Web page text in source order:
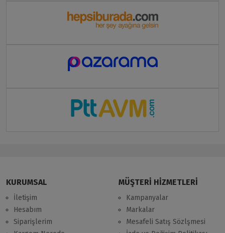
KURUMSAL
İletişim
Hesabım
Siparişlerim
MÜŞTERİ HİZMETLERİ
Kampanyalar
Markalar
Mesafeli Satış Sözlşmesi